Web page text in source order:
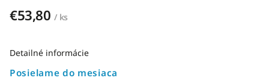
€53,80 / ks
Posielame do mesiaca
Detailné informácie